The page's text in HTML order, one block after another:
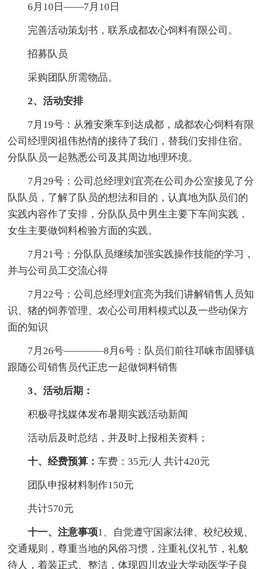
6月10日——7月10日
完善活动策划书，联系成都农心饲料有限公司。
招募队员
采购团队所需物品。
2、活动安排
7月19号：从雅安乘车到达成都，成都农心饲料有限
公司经理闵祖伟热情的接待了我们，替我们安排住宿。
分队队员一起熟悉公司及其周边地理环境。
7月29号：公司总经理刘宜亮在公司办公室接见了分
队队员，了解了队员的想法和目的，认真地为队员们的
实践内容作了安排，分队队员中男生主要下车间实践，
女生主要做饲料检验方面的实践。
7月21号：分队队员继续加强实践操作技能的学习，
并与公司员工交流心得
7月22号：公司总经理刘宜亮为我们讲解销售人员知
识、猪的饲养管理、农心公司用料模式以及一些动保方
面的知识
7月26号————8月6号：队员们前往邛崃市固驿镇
跟随公司销售员代正忠一起做饲料销售
3、活动后期：
积极寻找媒体发布暑期实践活动新闻
活动后及时总结，并及时上报相关资料；
十、经费预算：车费：35元/人 共计420元
团队申报材料制作150元
共计570元
十一、注意事项1、自觉遵守国家法律、校纪校规、
交通规则，尊重当地的风俗习惯，注重礼仪礼节，礼貌
待人，着装正式、整洁，体现四川农业大学动医学子良